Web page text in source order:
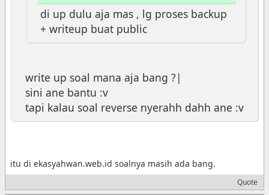
di up dulu aja mas , lg proses backup
+ writeup buat public
write up soal mana aja bang ?|
sini ane bantu :v
tapi kalau soal reverse nyerahh dahh ane :v
itu di ekasyahwan.web.id soalnya masih ada bang.
Quote